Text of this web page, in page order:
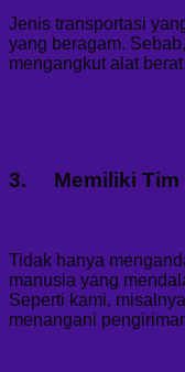
Jenis transportasi
yang beragam.
mengangkut alat
3. Memiliki Tim
Tidak hanya
manusia yang
Seperti kami,
menangani